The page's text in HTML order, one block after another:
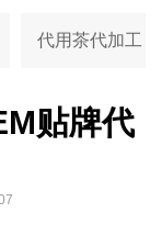
代用茶代加工
贴牌代